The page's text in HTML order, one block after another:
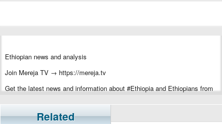
Ethiopian news and analysis
Join Mereja TV → https://mereja.tv
Get the latest news and information about #Ethiopia and Ethiopians from
For inquiry or additional information, visit Mereja.com
Related